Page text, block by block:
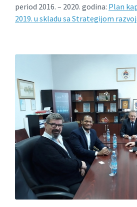
period 2016. – 2020. godina: Plan
2019. u skladu sa Strategijom